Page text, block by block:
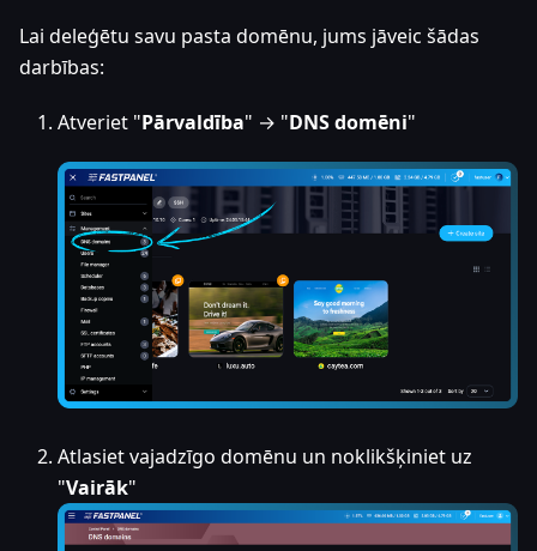
Lai deleģētu savu pasta domēnu, jums jāveic šādas
darbības:
Atveriet "Pārvaldība" → "DNS domēni"
Atlasiet vajadzīgo domēnu un noklikšķiniet uz
"Vairāk"